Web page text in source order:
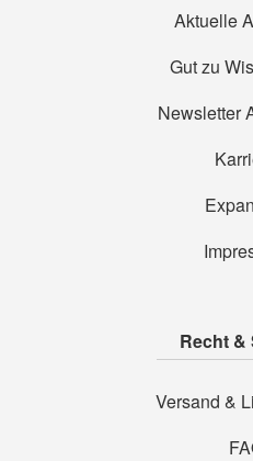
Aktuelle
Gut zu
Newsletter
Recht &
Versand &